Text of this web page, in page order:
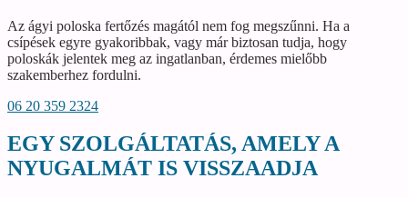
Az ágyi poloska fertőzés magától nem fog megszűnni. Ha a
csípések egyre gyakoribbak, vagy már biztosan tudja, hogy
poloskák jelentek meg az ingatlanban, érdemes mielőbb
szakemberhez fordulni.
06 20 359 2324
EGY SZOLGÁLTATÁS, AMELY A
NYUGALMÁT IS VISSZAADJA